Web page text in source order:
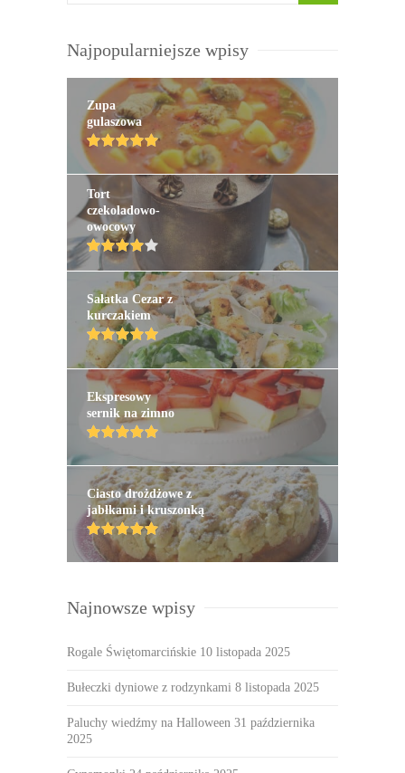
Najpopularniejsze wpisy
Zupa
gulaszowa
Tort
czekoladowo-
owocowy
Sałatka Cezar z
kurczakiem
Ekspresowy
sernik na zimno
Ciasto drożdżowe z
jabłkami i kruszonką
Najnowsze wpisy
Rogale Świętomarcińskie 10 listopada 2025
Bułeczki dyniowe z rodzynkami 8 listopada 2025
Paluchy wiedźmy na Halloween 31 października
2025